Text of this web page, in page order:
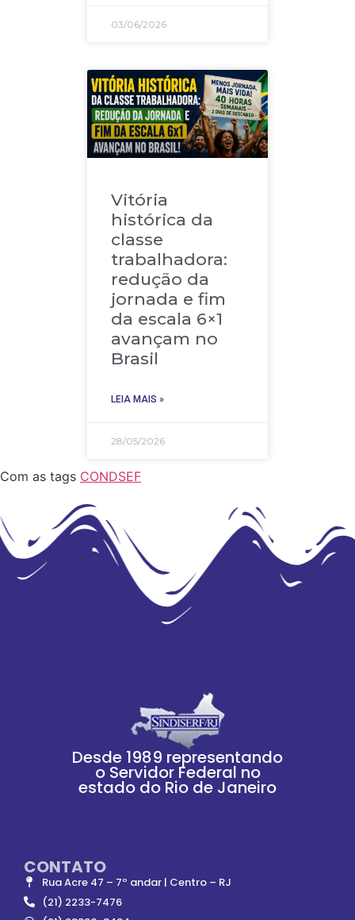
03/06/2026
Vitória
histórica da
classe
trabalhadora:
redução da
jornada e fim
da escala 6×1
avançam no
Brasil
LEIA MAIS »
28/05/2026
Com as tags CONDSEF
Desde 1989 representando
o Servidor Federal no
estado do Rio de Janeiro
CONTATO
Rua Acre 47 – 7º andar | Centro – RJ
(21) 2233-7476